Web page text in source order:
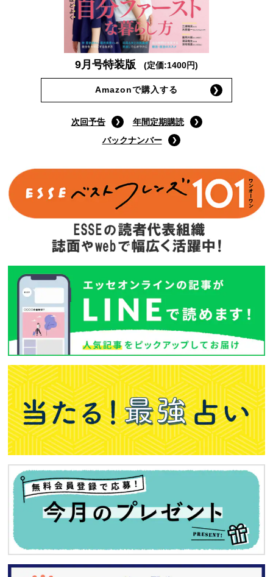
9月号特装版 (定価:1400円)
Amazonで購入する
次回予告
年間定期購読
バックナンバー